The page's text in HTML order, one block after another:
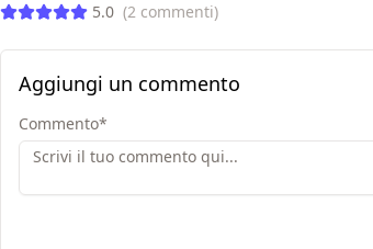
5.0 (2 commenti)
Aggiungi un commento
Commento*